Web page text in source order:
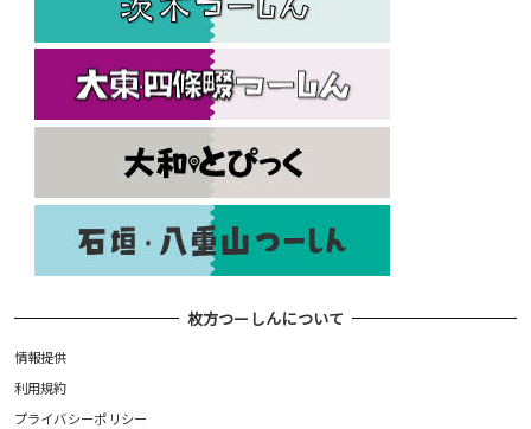
枚方つーしんについて
情報提供
利用規約
プライバシーポリシー